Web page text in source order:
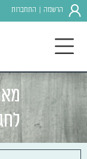
הרשמה התחברות